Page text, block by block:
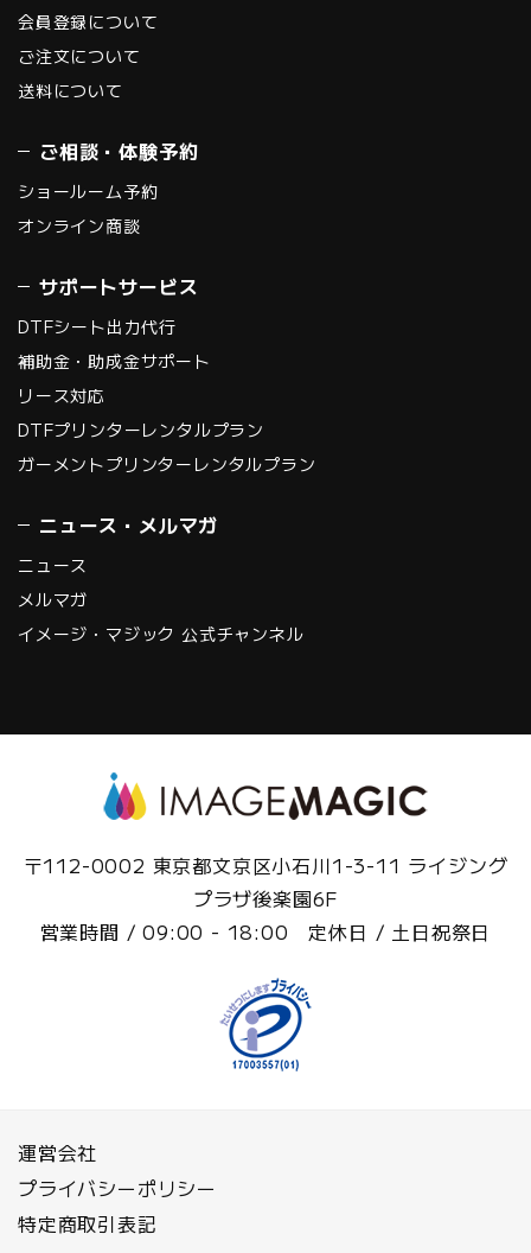
会員登録について
ご注文について
送料について
ご相談・体験予約
ショールーム予約
オンライン商談
サポートサービス
DTFシート出力代行
補助金・助成金サポート
リース対応
DTFプリンターレンタルプラン
ガーメントプリンターレンタルプラン
ニュース・メルマガ
ニュース
メルマガ
イメージ・マジック 公式チャンネル
〒112-0002 東京都文京区小石川1-3-11 ライジング
プラザ後楽園6F
営業時間 / 09:00 - 18:00 定休日 / 土日祝祭日
運営会社
プライバシーポリシー
特定商取引表記